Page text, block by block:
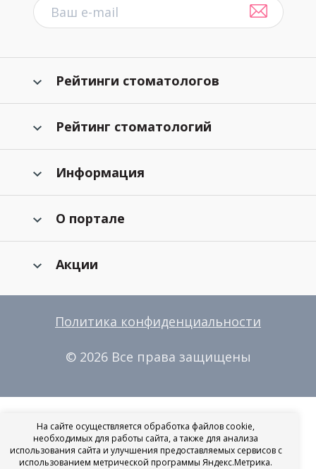
Рейтинги стоматологов
Рейтинг стоматологий
Информация
О портале
Акции
Политика конфиденциальности
© 2026 Все права защищены
На сайте осуществляется обработка файлов cookie,
необходимых для работы сайта, а также для анализа
использования сайта и улучшения предоставляемых сервисов с
использованием метрической программы Яндекс.Метрика.